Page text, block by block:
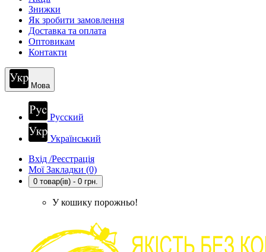
Знижки
Як зробити замовлення
Доставка та оплата
Оптовикам
Контакти
Мова
Русский
Український
Вхід /Реєстрація
Мої Закладки (0)
0 товар(ів) - 0 грн.
У кошику порожньо!